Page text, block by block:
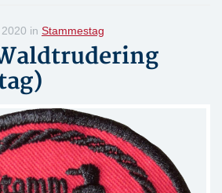
in Stammestag